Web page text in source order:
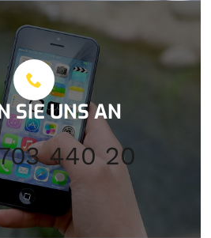
SIE UNS AN
440 20